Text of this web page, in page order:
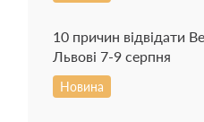
10 причин відвідати
Львові 7-9 серпня
Новина